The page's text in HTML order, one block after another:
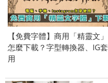
【免費字體】商用「精靈文」
怎麼下載？字型轉換器、IG套
用